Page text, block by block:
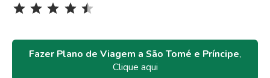
⭐⭐⭐ ⭐⭐
Fazer Plano de Viagem a São Tomé e Príncipe,
Clique aqui